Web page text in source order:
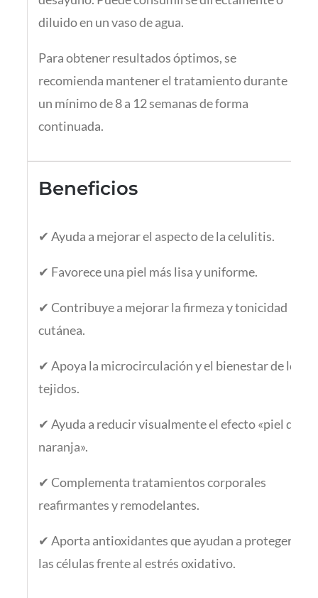
diluido en un vaso de agua.
Para obtener resultados óptimos, se
recomienda mantener el tratamiento durante
un mínimo de 8 a 12 semanas de forma
continuada.
Beneficios
✔ Ayuda a mejorar el aspecto de la celulitis.
✔ Favorece una piel más lisa y uniforme.
✔ Contribuye a mejorar la firmeza y tonicidad
cutánea.
✔ Apoya la microcirculación y el bienestar de los
tejidos.
✔ Ayuda a reducir visualmente el efecto «piel de
naranja».
✔ Complementa tratamientos corporales
reafirmantes y remodelantes.
✔ Aporta antioxidantes que ayudan a proteger
las células frente al estrés oxidativo.